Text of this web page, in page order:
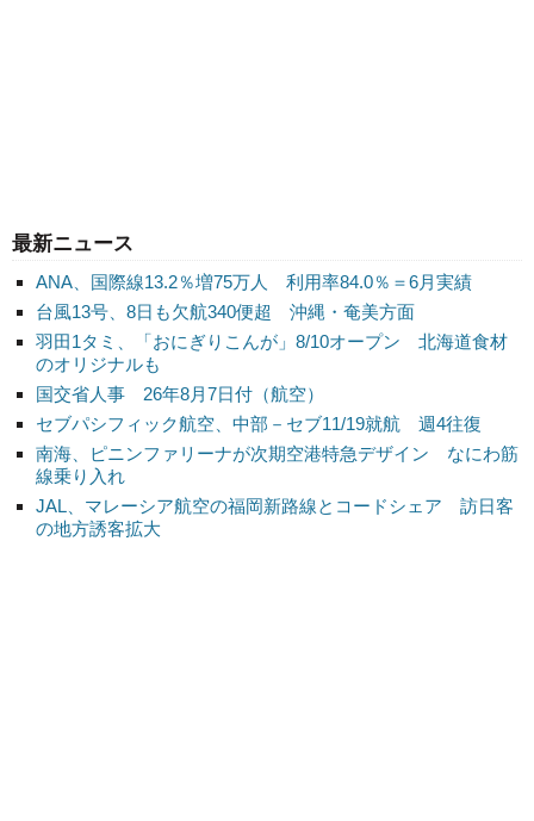
最新ニュース
ANA、国際線13.2％増75万人 利用率84.0％＝6月実績
台風13号、8日も欠航340便超 沖縄・奄美方面
羽田1タミ、「おにぎりこんが」8/10オープン 北海道食材
のオリジナルも
国交省人事 26年8月7日付（航空）
セブパシフィック航空、中部－セブ11/19就航 週4往復
南海、ピニンファリーナが次期空港特急デザイン なにわ筋
線乗り入れ
JAL、マレーシア航空の福岡新路線とコードシェア 訪日客
の地方誘客拡大